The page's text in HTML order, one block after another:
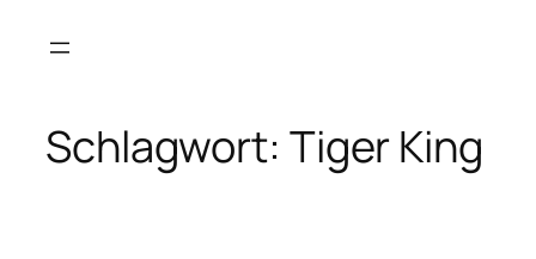
Inhalt
Schlagwort: Tiger King